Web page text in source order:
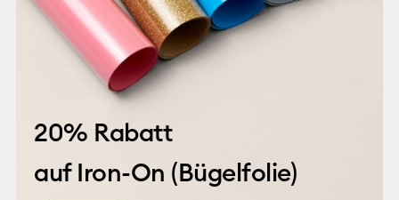
20% Rabatt
auf Iron-On (Bügelfolie)